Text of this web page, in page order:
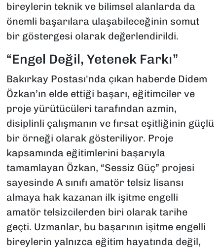
bireylerin teknik ve bilimsel alanlarda da
önemli başarılara ulaşabileceğinin somut
bir göstergesi olarak değerlendirildi.
“Engel Değil, Yetenek Farkı”
Bakırkay Postası'nda çıkan haberde Didem
Özkan’ın elde ettiği başarı, eğitimciler ve
proje yürütücüleri tarafından azmin,
disiplinli çalışmanın ve fırsat eşitliğinin güçlü
bir örneği olarak gösteriliyor. Proje
kapsamında eğitimlerini başarıyla
tamamlayan Özkan, “Sessiz Güç” projesi
sayesinde A sınıfı amatör telsiz lisansı
almaya hak kazanan ilk işitme engelli
amatör telsizcilerden biri olarak tarihe
geçti. Uzmanlar, bu başarının işitme engelli
bireylerin yalnızca eğitim hayatında değil,